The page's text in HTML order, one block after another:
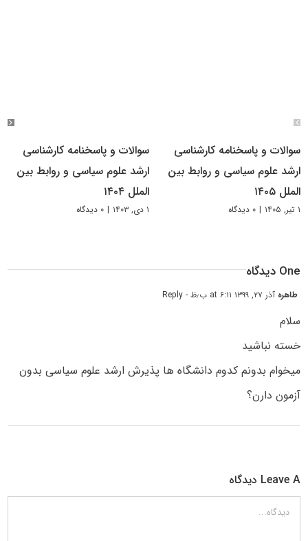
سوالات و پاسخنامه کارشناسی
ارشد علوم سیاسی و روابط بین
الملل ۱۴۰۵
۱ تیر, ۱۴۰۵ | ۰ دیدگاه
سوالات و پاسخنامه کارشناسی
ارشد علوم سیاسی و روابط بین
الملل ۱۴۰۴
۱ دی, ۱۴۰۳ | ۰ دیدگاه
One دیدگاه
طاهره آذر ۲۷, ۱۳۹۹ at ۶:۱۱ ب٫ظ - Reply
سلام
خسته نباشید
میخوام بدونم کدوم دانشگاه ها پذیرش ارشد علوم سیاسی بدون
آزمون دارن؟
Leave A دیدگاه
دیدگاه